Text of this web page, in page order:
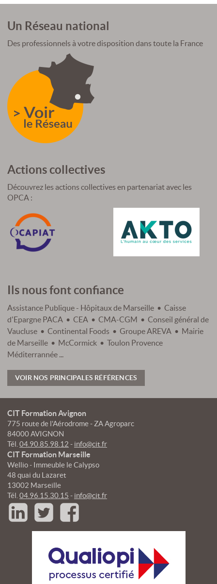
Un Réseau national
Des professionnels à votre disposition dans toute la France
Actions collectives
Découvrez les actions collectives en partenariat avec les
OPCA :
Ils nous font confiance
Assistance Publique - Hôpitaux de Marseille • Caisse
d'Epargne PACA • CEA • CMA-CGM • Conseil général de
Vaucluse • Continental Foods • Groupe AREVA • Mairie
de Marseille • McCormick • Toulon Provence
Méditerrannée ...
VOIR NOS PRINCIPALES RÉFÉRENCES
CIT Formation Avignon
775 route de l'Aérodrome - ZA Agroparc
84000 AVIGNON
Tél. 04.90.85.98.12 - info@cit.fr
CIT Formation Marseille
Wellio - Immeuble le Calypso
48 quai du Lazaret
13002 Marseille
Tél. 04.96.15.30.15 - info@cit.fr